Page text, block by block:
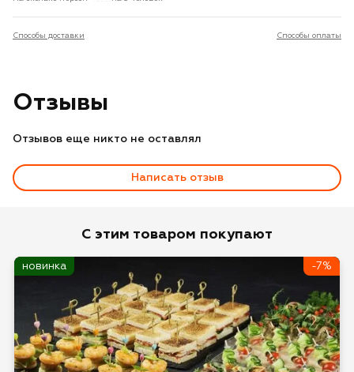
Способы доставки Способы оплаты
Отзывы
Отзывов еще никто не оставлял
Написать отзыв
С этим товаром покупают
новинка -7%